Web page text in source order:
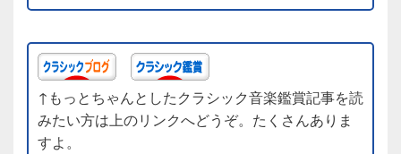
↑もっとちゃんとしたクラシック音楽鑑賞記事を読
みたい方は上のリンクへどうぞ。たくさんありま
すよ。